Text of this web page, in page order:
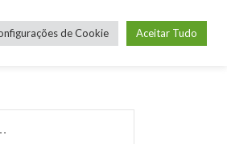
Login Entre em Contato
de Cookie Aceitar Tudo